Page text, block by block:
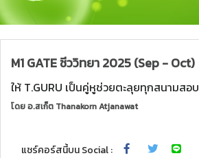
M1 GATE ชีววิทยา 2025 (Sep - Oct)
ให้ T.GURU เป็นคู่หูช่วยตะลุยทุกสนามสอบ
โดยอ.สเก็ต Thanakorn Atjanawat
แชร์คอร์สนี้บน Social :